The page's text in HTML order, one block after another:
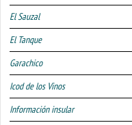
El Sauzal
El Tanque
Garachico
Icod de los Vinos
Información insular